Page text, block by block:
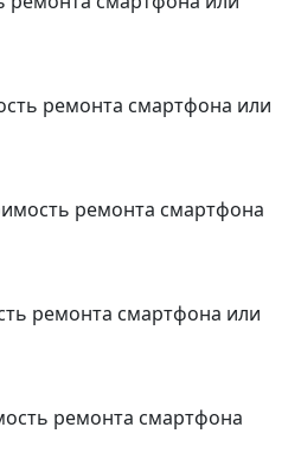
ремонта смартфона или
ремонта смартфона
ремонта смартфона или
ремонта смартфона